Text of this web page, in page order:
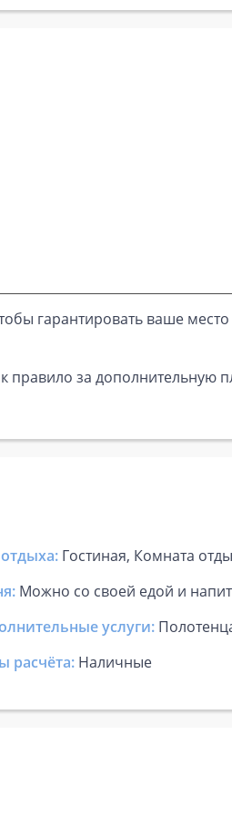
гарантировать ваше
правило за дополнительную
Гостиная, Комната
Можно со своей едой и
услуги:
расчёта: Наличные